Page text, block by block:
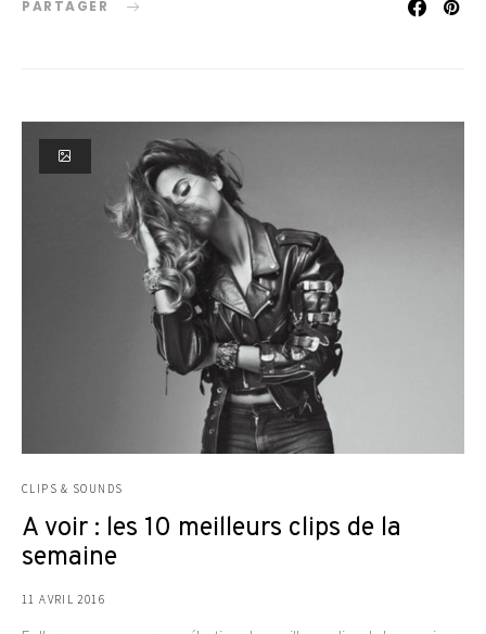
PARTAGER
CLIPS & SOUNDS
A voir : les 10 meilleurs clips de la
semaine
11 AVRIL 2016